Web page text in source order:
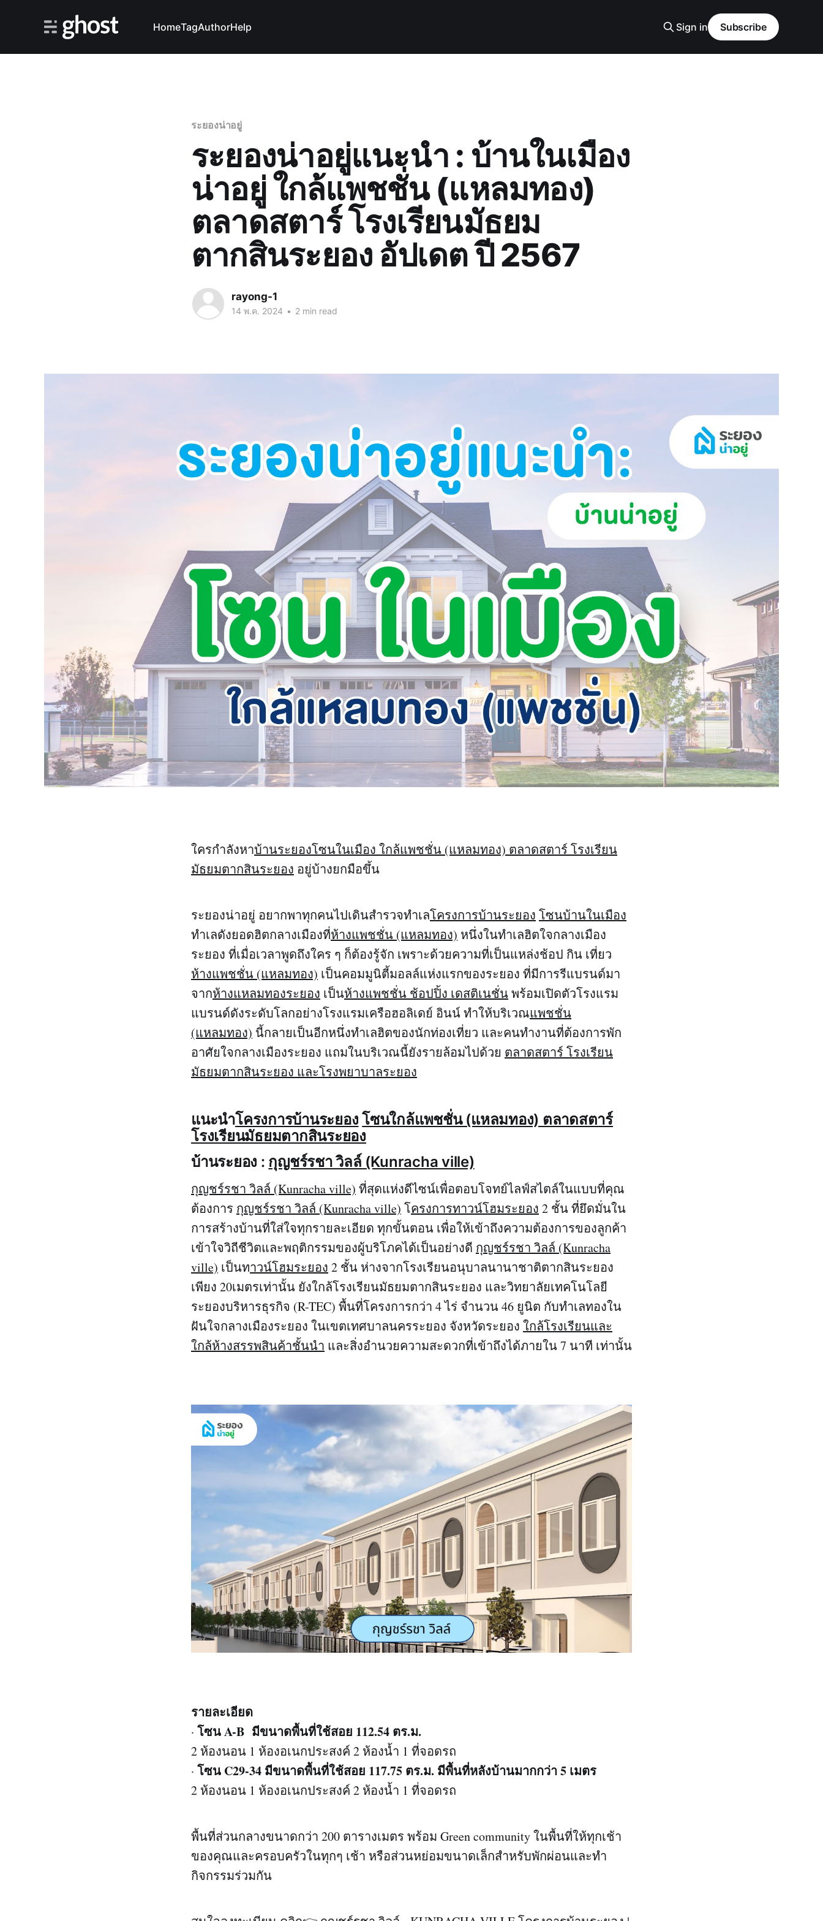
HomeTagAuthorHelp Sign in Subscribe
ระยองน่าอยู่
ระยองน่าอยู่แนะนำ : บ้านในเมือง
น่าอยู่ ใกล้แพชชั่น (แหลมทอง)
ตลาดสตาร์ โรงเรียนมัธยม
ตากสินระยอง อัปเดต ปี 2567
rayong-1
14 พ.ค. 2024 • 2 min read
ใครกำลังหาบ้านระยองโซนในเมือง ใกล้แพชชั่น (แหลมทอง) ตลาดสตาร์ โรงเรียน
มัธยมตากสินระยอง อยู่บ้างยกมือขึ้น
ระยองน่าอยู่ อยากพาทุกคนไปเดินสำรวจทำเลโครงการบ้านระยอง โซนบ้านในเมือง
ทำเลดังยอดฮิตกลางเมืองที่ห้างแพชชั่น (แหลมทอง) หนึ่งในทำเลฮิตใจกลางเมือง
ระยอง ที่เมื่อเวลาพูดถึงใคร ๆ ก็ต้องรู้จัก เพราะด้วยความที่เป็นแหล่งช้อป กิน เที่ยว
ห้างแพชชั่น (แหลมทอง) เป็นคอมมูนิตี้มอลล์แห่งแรกของระยอง ที่มีการรีแบรนด์มา
จากห้างแหลมทองระยอง เป็นห้างแพชชั่น ช้อปปิ้ง เดสติเนชั่นพร้อมเปิดตัวโรงแรม
แบรนด์ดังระดับโลกอย่างโรงแรมเครือฮอลิเดย์ อินน์ ทำให้บริเวณแพชชั่น
(แหลมทอง) นี้กลายเป็นอีกหนึ่งทำเลฮิตของนักท่องเที่ยว และคนทำงานที่ต้องการพัก
อาศัยใจกลางเมืองระยอง แถมในบริเวณนี้ยังรายล้อมไปด้วย ตลาดสตาร์ โรงเรียน
มัธยมตากสินระยอง และโรงพยาบาลระยอง
แนะนำโครงการบ้านระยอง โซนใกล้แพชชั่น (แหลมทอง) ตลาดสตาร์
โรงเรียนมัธยมตากสินระยอง
บ้านระยอง : กุญชร์รชา วิลล์ (Kunracha ville)
กุญชร์รชา วิลล์ (Kunracha ville) ที่สุดแห่งดีไซน์เพื่อตอบโจทย์ไลฟ์สไตล์ในแบบที่คุณ
ต้องการ กุญชร์รชา วิลล์ (Kunracha ville) โครงการทาวน์โฮมระยอง 2 ชั้น ที่ยึดมั่นใน
การสร้างบ้านที่ใส่ใจทุกรายละเอียด ทุกขั้นตอน เพื่อให้เข้าถึงความต้องการของลูกค้า
เข้าใจวิถีชีวิตและพฤติกรรมของผู้บริโภคได้เป็นอย่างดี กุญชร์รชา วิลล์ (Kunracha
ville) เป็นทาวน์โฮมระยอง 2 ชั้น ห่างจากโรงเรียนอนุบาลนานาชาติตากสินระยอง
เพียง 20เมตรเท่านั้น ยังใกล้โรงเรียนมัธยมตากสินระยอง และวิทยาลัยเทคโนโลยี
ระยองบริหารธุรกิจ (R-TEC) พื้นที่โครงการกว่า 4 ไร่ จำนวน 46 ยูนิต กับทำเลทองใน
ฝันใจกลางเมืองระยอง ในเขตเทศบาลนครระยอง จังหวัดระยอง ใกล้โรงเรียนและ
ใกล้ห้างสรรพสินค้าชั้นนำ และสิ่งอำนวยความสะดวกที่เข้าถึงได้ภายใน 7 นาที เท่านั้น
รายละเอียด
· โซน A-B มีขนาดพื้นที่ใช้สอย 112.54 ตร.ม.
2 ห้องนอน 1 ห้องอเนกประสงค์ 2 ห้องน้ำ 1 ที่จอดรถ
· โซน C29-34 มีขนาดพื้นที่ใช้สอย 117.75 ตร.ม. มีพื้นที่หลังบ้านมากกว่า 5 เมตร
2 ห้องนอน 1 ห้องอเนกประสงค์ 2 ห้องน้ำ 1 ที่จอดรถ
พื้นที่ส่วนกลางขนาดกว่า 200 ตารางเมตร พร้อม Green community ในพื้นที่ให้ทุกเช้า
ของคุณและครอบครัวในทุกๆ เช้า หรือส่วนหย่อมขนาดเล็กสำหรับพักผ่อนและทำ
กิจกรรมร่วมกัน